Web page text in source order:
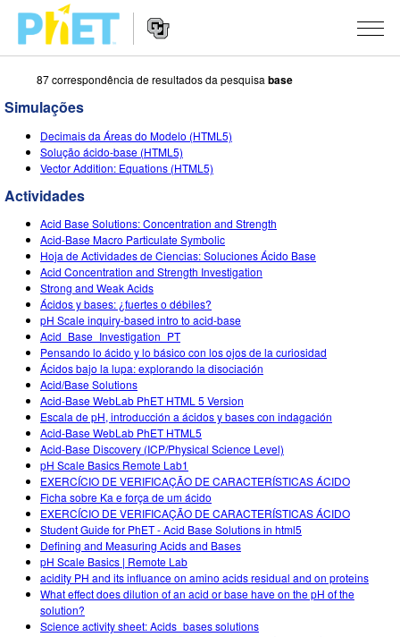
Procurar
página
do
PhET
Navigation
SIMULAÇÕES
All Sims
Física
Matemática
Química
Ciências da Terra
Biologia
Simulações Traduzidas
Customizable Sims
STUDIO
About Studio
Customizable Sims
Start a Free Trial
Purchase a License
ENSINANDO
Ver Atividades
Partilhe Suas Atividades
Activity Contribution Guidelines
Virtual Workshops
Professional Learning with PhET
Teaching with PhET
PESQUISA
INITIATIVES
Inclusive Design
PhET Global
Data Fluency
DEIB in STEM Ed
SceneryStack OSE
Impact Report
ENTRAR / REGISTRAR
ENTRAR / REGISTRAR
87 correspondência de resultados da pesquisa base
Simulações
Decimais da Áreas do Modelo (HTML5)
Solução ácido-base (HTML5)
Vector Addition: Equations (HTML5)
Actividades
Acid Base Solutions: Concentration and Strength
Acid-Base Macro Particulate Symbolic
Hoja de Actividades de Ciencias: Soluciones Ácido Base
Acid Concentration and Strength Investigation
Strong and Weak Acids
Ácidos y bases: ¿fuertes o débiles?
pH Scale inquiry-based intro to acid-base
Acid_Base_Investigation_PT
Pensando lo ácido y lo básico con los ojos de la curiosidad
Ácidos bajo la lupa: explorando la disociación
Acid/Base Solutions
Acid-Base WebLab PhET HTML 5 Version
Escala de pH, introducción a ácidos y bases con indagación
Acid-Base WebLab PhET HTML5
Acid-Base Discovery (ICP/Physical Science Level)
pH Scale Basics Remote Lab1
EXERCÍCIO DE VERIFICAÇÃO DE CARACTERÍSTICAS ÁCIDO
Ficha sobre Ka e força de um ácido
EXERCÍCIO DE VERIFICAÇÃO DE CARACTERÍSTICAS ÁCIDO
Student Guide for PhET - Acid Base Solutions in html5
Defining and Measuring Acids and Bases
pH Scale Basics | Remote Lab
acidity PH and its influance on amino acids residual and on proteins
What effect does dilution of an acid or base have on the pH of the
solution?
Science activity sheet: Acids_bases solutions